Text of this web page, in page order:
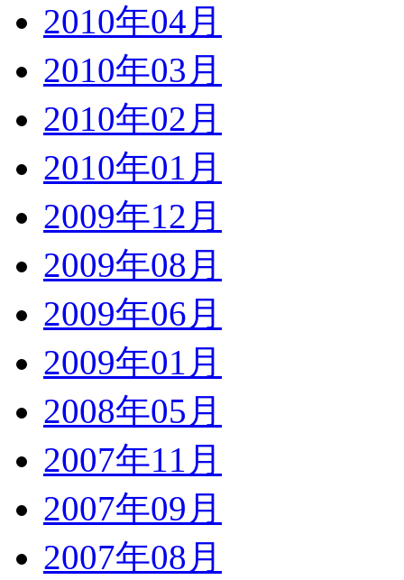
2010年04月
2010年03月
2010年02月
2010年01月
2009年12月
2009年08月
2009年06月
2009年01月
2008年05月
2007年11月
2007年09月
2007年08月